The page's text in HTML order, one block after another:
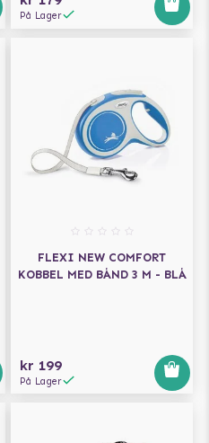
På Lager
FLEXI NEW COMFORT
KOBBEL MED BÅND 3 M - BLÅ
kr 199
På Lager